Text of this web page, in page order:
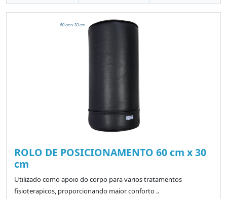
ROLO DE POSICIONAMENTO 60 cm x 30
cm
Utilizado como apoio do corpo para varios tratamentos
fisioterapicos, proporcionando maior conforto ..